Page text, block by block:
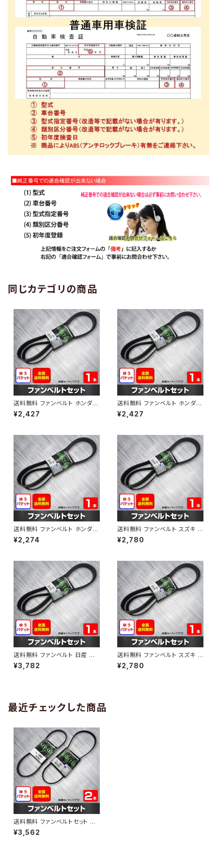
同じカテゴリの商品
送料無料 ファンベルト ホンダ
ゼスト 型式JE1 H18.03～H24.
11 （国内トップメーカー） 1本 H
¥2,427
送料無料 ファンベルト ホンダ ラ
イフ 型式JB6 H15.09～H20.1
1 （国内トップメーカー） 1本 HA
¥2,427
送料無料 ファンベルト ホンダ フ
ィット 型式GE6 H19.10～H25.
09 （国内トップメーカー） 1本 H
¥2,274
送料無料 ファンベルト スズキ ス
ペーシア 型式MK32S H25.03
～H30.02 （国内トップメーカ
¥2,780
送料無料 ファンベルト 日産 キ
ューブ 型式Z12 H20.11～H24.
10 （国内トップメーカー） 1本 H
¥3,782
送料無料 ファンベルト スズキ ワ
ゴンR 型式MH34S H24.09～
H29.02 （国内トップメーカー）
¥2,780
最近チェックした商品
送料無料 ファンベルトセット ス
バル サンバー 型式TV1 H10.0
8～H13.07 （国内トップメーカ
¥3,562